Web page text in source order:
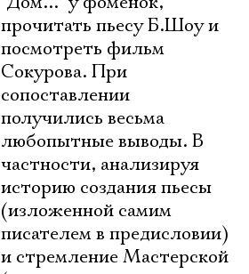
прочитать пьесу Б.Шоу и
посмотреть фильм
Сокурова. При
сопоставлении
получились весьма
любопытные выводы. В
частности, анализируя
историю создания пьесы
(изложенной самим
писателем в предисловии)
и стремление Мастерской